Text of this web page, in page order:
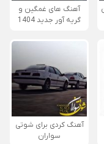
آهنگ های غمگین و
گریه آور جدید 1404
آهنگ کردی برای شوتی
سواران